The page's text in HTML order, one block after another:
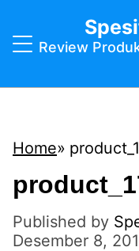
Review
Home
Published by
Desember 8,